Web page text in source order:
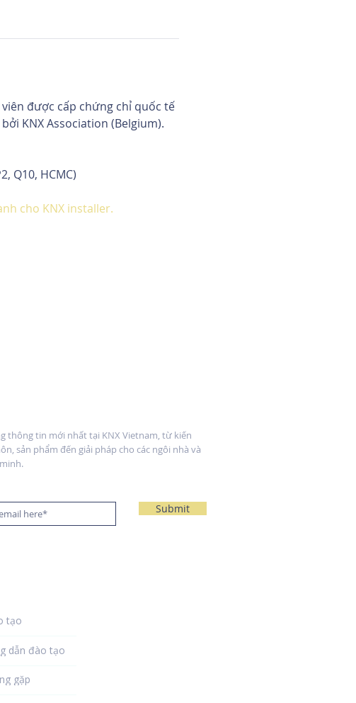
viên được cấp chứng chỉ quốc tế
KNX Association (Belgium).
Q10, HCMC)
cho KNX installer.
thông tin mới nhất tại KNX Vietnam, từ kiến
sản phẩm đến giải pháp cho các ngôi nhà và
Submit
tạo
dẫn đào tạo
gặp